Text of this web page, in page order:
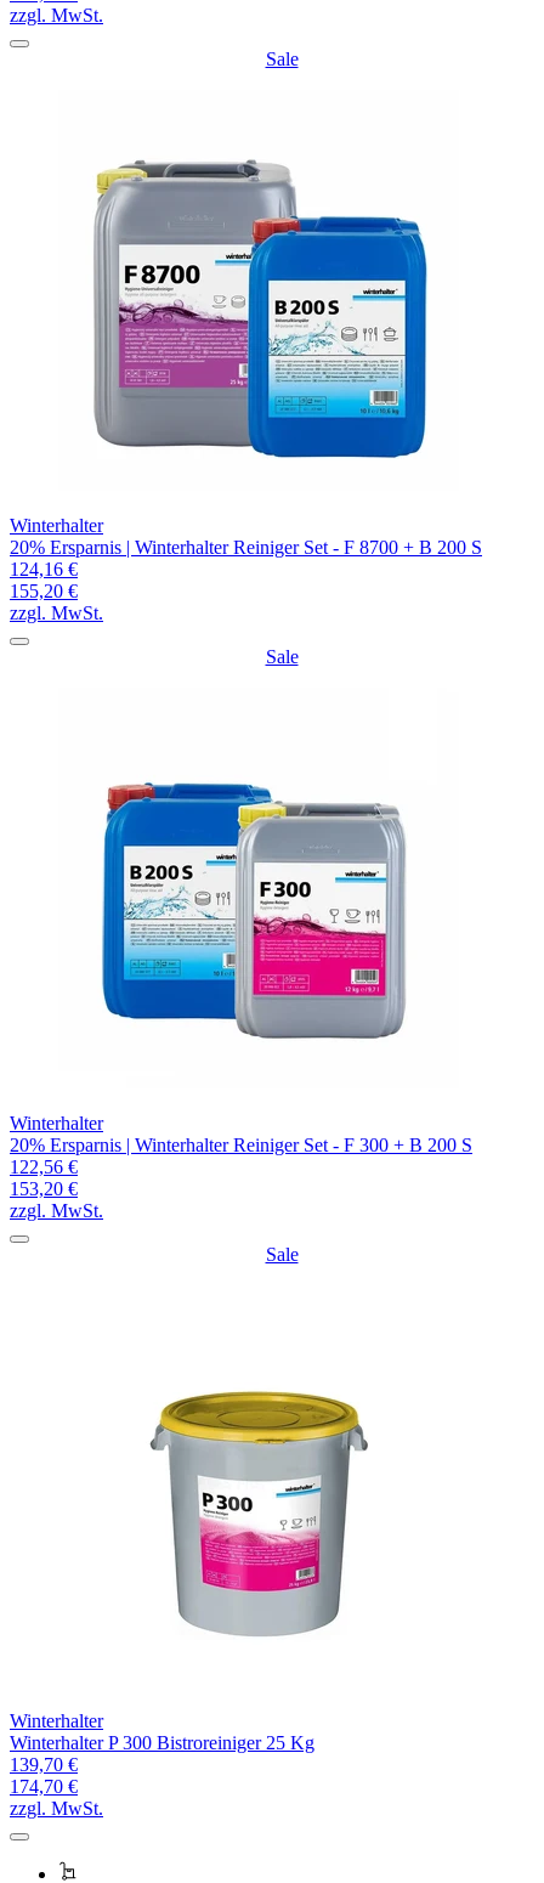
zzgl. MwSt.
Sale
Winterhalter
20% Ersparnis | Winterhalter Reiniger Set - F 8700 + B 200 S
124,16 €
155,20 €
zzgl. MwSt.
Sale
Winterhalter
20% Ersparnis | Winterhalter Reiniger Set - F 300 + B 200 S
122,56 €
153,20 €
zzgl. MwSt.
Sale
Winterhalter
Winterhalter P 300 Bistroreiniger 25 Kg
139,70 €
174,70 €
zzgl. MwSt.